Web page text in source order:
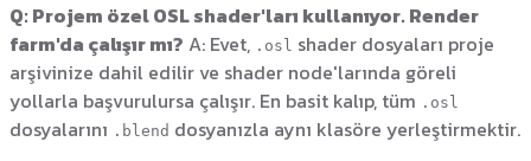
Q: Projem özel OSL shader'ları kullanıyor. Render
farm'da çalışır mı? A: Evet, .osl shader dosyaları proje
arşivinize dahil edilir ve shader node'larında göreli
yollarla başvurulursa çalışır. En basit kalıp, tüm .osl
dosyalarını .blend dosyanızla aynı klasöre yerleştirmektir.